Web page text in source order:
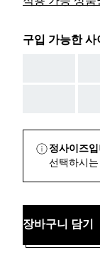
구입 가능한 사
정사이즈
선택하시
장바구니 담기